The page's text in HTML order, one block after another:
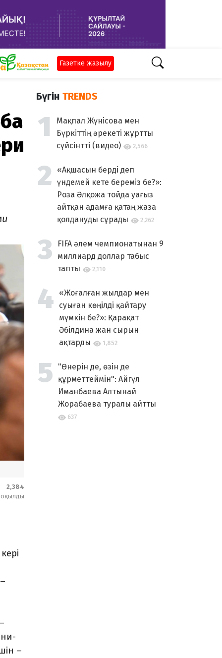
Газетке жазылу
2,384
оқылды
–
Бүгін TRENDS
Мақпал Жүнісова мен
Бүркіттің әрекеті жұртты
сүйсінтті (видео)
2,566
«Ақшасын берді деп
үндемей кете береміз бе?»:
Роза Әлқожа тойда уағыз
айтқан адамға қатаң жаза
қолдануды сұрады
2,262
FIFA әлем чемпионатынан 9
миллиард доллар табыс
тапты
2,110
«Жоғалған жылдар мен
суыған көңілді қайтару
мүмкін бе?»: Қарақат
Әбілдина жан сырын
ақтарды
1,852
"Өнерін де, өзін де
құрметтеймін": Айгүл
Иманбаева Алтынай
Жорабаева туралы айтты
637